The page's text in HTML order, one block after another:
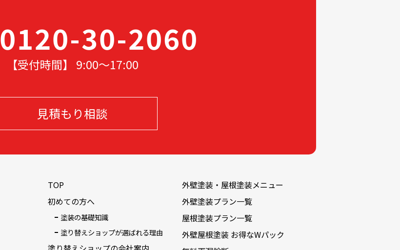
2024-05
2024-02
2024-01
2023-12
2023-11
0120-30-2060
【受付時間】 9:00〜17:00
見積もり相談
TOP
初めての方へ
塗装の基礎知識
塗り替えショップが選ばれる理由
外壁塗装・屋根塗装メニュー
外壁塗装プラン一覧
屋根塗装プラン一覧
外壁屋根塗装 お得なWパック